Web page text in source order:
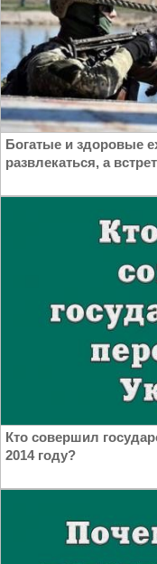
Богатые и здоровые
развлекаться, а
Кто совершил
2014 году?